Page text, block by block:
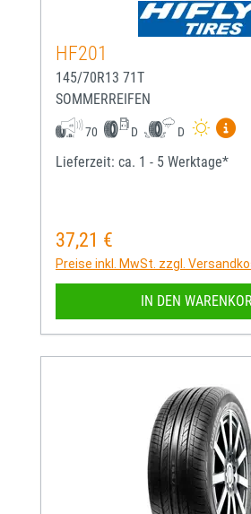
HF201
145/70R13 71T
SOMMERREIFEN
70 D D
Lieferzeit: ca. 1 - 5 Werktage*
Regulärer Preis:
37,21 €
Preise inkl. MwSt. zzgl.
IN DEN